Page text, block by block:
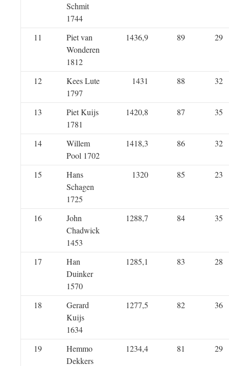
Schmit
1744
11
Piet van
Wonderen
1812
1436,9 89 29
12
Kees Lute
1797
1431 88 32
13
Piet Kuijs
1781
1420,8 87 35
14
Willem
Pool 1702
1418,3 86 32
15
Hans
Schagen
1725
1320 85 23
16
John
Chadwick
1453
1288,7 84 35
17
Han
Duinker
1570
1285,1 83 28
18
Gerard
Kuijs
1634
1277,5 82 36
19
Hemmo
Dekkers
1234,4 81 29